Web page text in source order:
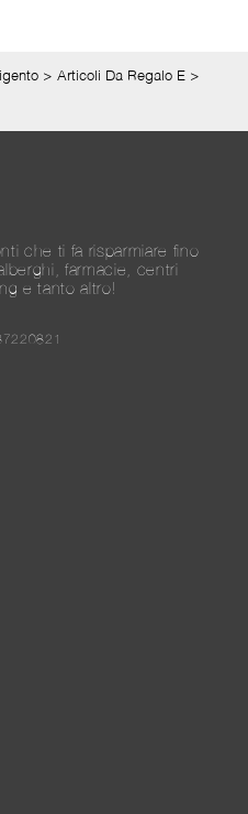
> Articoli Da Regalo E >
che ti fa risparmiare fino
farmacie, centri
e tanto altro!